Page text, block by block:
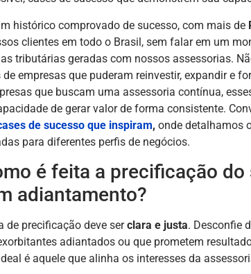
histórico comprovado de sucesso, com mais de
clientes em todo o Brasil, sem falar em um
tributárias geradas com nossos assessorias.
empresas que puderam reinvestir, expandir e
que buscam uma assessoria contínua,
de gerar valor de forma consistente.
de sucesso que inspiram, onde detalhamos
para diferentes perfis de negócios.
é feita a precificação do
adiantamento?
de precificação deve serclara e justa. Desconfie
adiantados ou que prometem
é aquele que alinha os interesses da